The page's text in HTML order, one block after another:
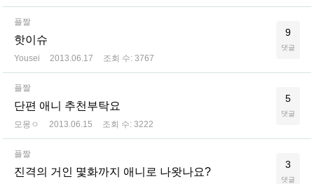
플짤
핫이슈
Yousei 2013.06.17 조회 수: 3767
9
댓글
플짤
단편 애니 추천부탁요
모몽ㅇ 2013.06.15 조회 수: 3222
5
댓글
플짤
진격의 거인 몇화까지 애니로 나왓나요?
3
댓글